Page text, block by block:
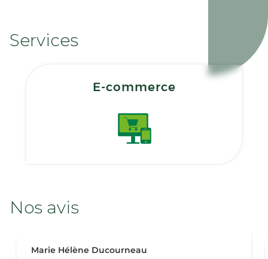
Services
E-commerce
Nos avis
Marie Hélène Ducourneau